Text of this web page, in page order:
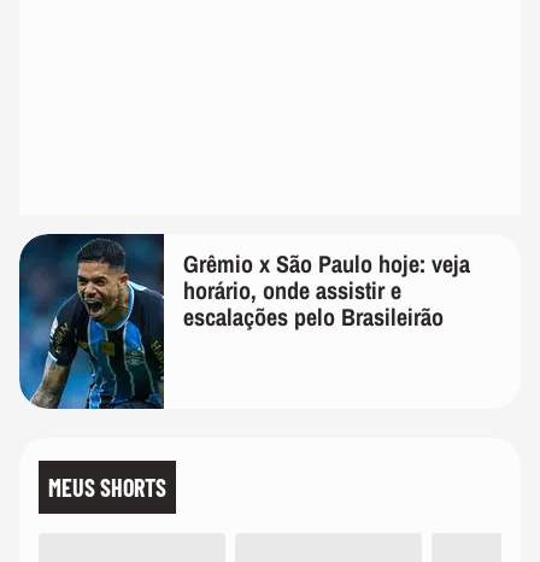
Grêmio x São Paulo hoje: veja
horário, onde assistir e
escalações pelo Brasileirão
MEUS SHORTS